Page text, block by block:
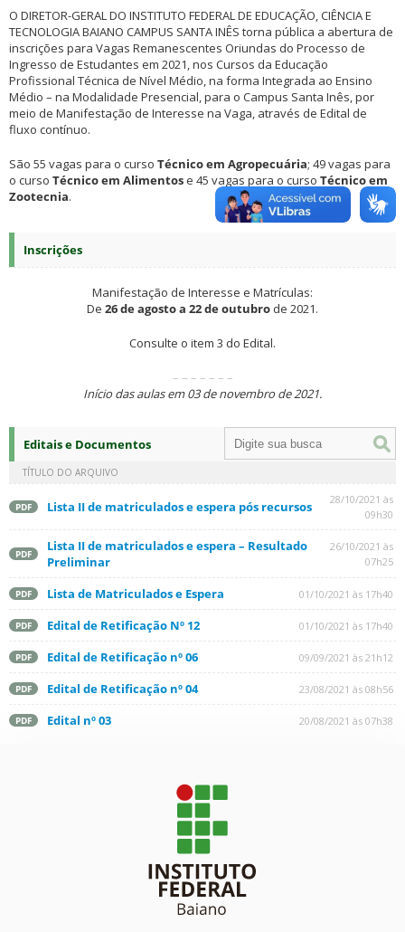
O DIRETOR-GERAL DO INSTITUTO FEDERAL DE EDUCAÇÃO, CIÊNCIA E
TECNOLOGIA BAIANO CAMPUS SANTA INÊS torna pública a abertura de
inscrições para Vagas Remanescentes Oriundas do Processo de
Ingresso de Estudantes em 2021, nos Cursos da Educação
Profissional Técnica de Nível Médio, na forma Integrada ao Ensino
Médio – na Modalidade Presencial, para o Campus Santa Inês, por
meio de Manifestação de Interesse na Vaga, através de Edital de
fluxo contínuo.
São 55 vagas para o curso Técnico em Agropecuária; 49 vagas para
o curso Técnico em Alimentos e 45 vagas para o curso Técnico em
Zootecnia.
Inscrições
Manifestação de Interesse e Matrículas:
De 26 de agosto a 22 de outubro de 2021.
Consulte o item 3 do Edital.
– – – – – – –
Início das aulas em 03 de novembro de 2021.
Editais e Documentos
TÍTULO DO ARQUIVO
PDF Lista II de matriculados e espera pós recursos
28/10/2021 às
09h30
PDF
Lista II de matriculados e espera – Resultado
Preliminar
26/10/2021 às
07h25
PDF Lista de Matriculados e Espera 01/10/2021 às 17h40
PDF Edital de Retificação Nº 12 01/10/2021 às 17h40
PDF Edital de Retificação nº 06 09/09/2021 às 21h12
PDF Edital de Retificação nº 04 23/08/2021 às 08h56
PDF Edital nº 03 20/08/2021 às 07h38